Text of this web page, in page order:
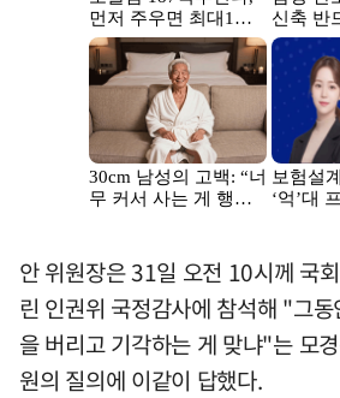
안 위원장은 31일 오전 10시께 국
린 인권위 국정감사에 참석해 "그
을 버리고 기각하는 게 맞냐"는 모
원의 질의에 이같이 답했다.